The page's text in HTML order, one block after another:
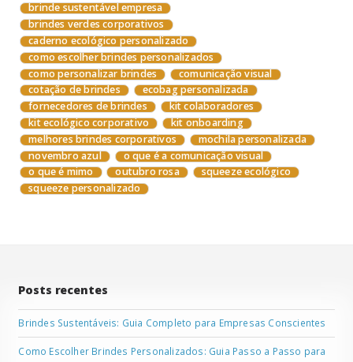
brinde sustentável empresa
brindes verdes corporativos
caderno ecológico personalizado
como escolher brindes personalizados
como personalizar brindes
comunicação visual
cotação de brindes
ecobag personalizada
fornecedores de brindes
kit colaboradores
kit ecológico corporativo
kit onboarding
melhores brindes corporativos
mochila personalizada
novembro azul
o que é a comunicação visual
o que é mimo
outubro rosa
squeeze ecológico
squeeze personalizado
Posts recentes
Brindes Sustentáveis: Guia Completo para Empresas Conscientes
Como Escolher Brindes Personalizados: Guia Passo a Passo para